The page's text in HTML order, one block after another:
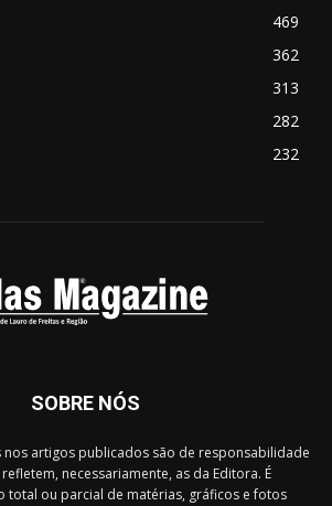
469
362
313
282
232
SOBRE NÓS
nos artigos publicados são de responsabilidade
necessariamente, as da Editora. É
ou parcial de matérias, gráficos e fotos